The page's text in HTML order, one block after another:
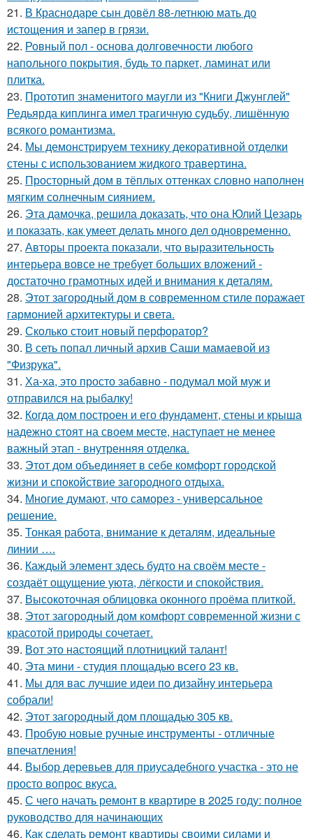
21. В Краснодаре сын довёл 88-летнюю мать до
истощения и запер в грязи.
22. Ровный пол - основа долговечности любого
напольного покрытия, будь то паркет, ламинат или
плитка.
23. Прототип знаменитого маугли из "Книги Джунглей"
Редьярда киплинга имел трагичную судьбу, лишённую
всякого романтизма.
24. Мы демонстрируем технику декоративной отделки
стены с использованием жидкого травертина.
25. Просторный дом в тёплых оттенках словно наполнен
мягким солнечным сиянием.
26. Эта дамочка, решила доказать, что она Юлий Цезарь
и показать, как умеет делать много дел одновременно.
27. Авторы проекта показали, что выразительность
интерьера вовсе не требует больших вложений -
достаточно грамотных идей и внимания к деталям.
28. Этот загородный дом в современном стиле поражает
гармонией архитектуры и света.
29. Сколько стоит новый перфоратор?
30. В сеть попал личный архив Саши мамаевой из
"Физрука".
31. Ха-ха, это просто забавно - подумал мой муж и
отправился на рыбалку!
32. Когда дом построен и его фундамент, стены и крыша
надежно стоят на своем месте, наступает не менее
важный этап - внутренняя отделка.
33. Этот дом объединяет в себе комфорт городской
жизни и спокойствие загородного отдыха.
34. Многие думают, что саморез - универсальное
решение.
35. Тонкая работа, внимание к деталям, идеальные
линии ….
36. Каждый элемент здесь будто на своём месте -
создаёт ощущение уюта, лёгкости и спокойствия.
37. Высокоточная облицовка оконного проёма плиткой.
38. Этот загородный дом комфорт современной жизни с
красотой природы сочетает.
39. Вот это настоящий плотницкий талант!
40. Эта мини - студия площадью всего 23 кв.
41. Мы для вас лучшие идеи по дизайну интерьера
собрали!
42. Этот загородный дом площадью 305 кв.
43. Пробую новые ручные инструменты - отличные
впечатления!
44. Выбор деревьев для приусадебного участка - это не
просто вопрос вкуса.
45. С чего начать ремонт в квартире в 2025 году: полное
руководство для начинающих
46. Как сделать ремонт квартиры своими силами и